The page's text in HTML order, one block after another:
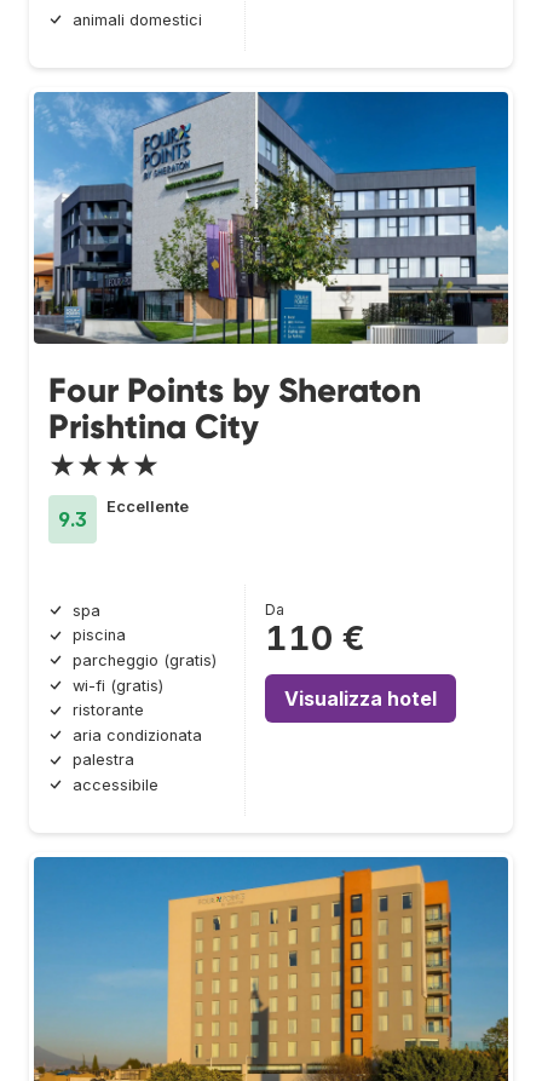
animali domestici
Four Points by Sheraton
Prishtina City
★★★★
9.3
Eccellente
spa
piscina
parcheggio (gratis)
wi-fi (gratis)
ristorante
aria condizionata
palestra
accessibile
Da
110 €
Visualizza hotel